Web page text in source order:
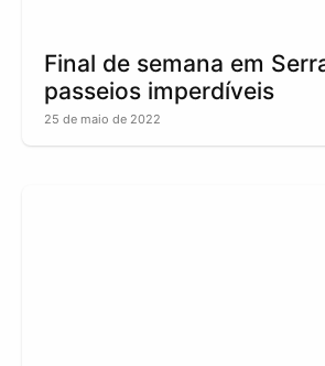
Final de semana em
passeios imperdíveis
25 de maio de 2022